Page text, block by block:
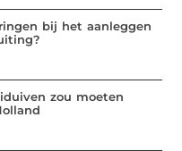
bij het aanleggen
zou moeten